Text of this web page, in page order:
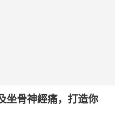
坐骨神經痛，打造你